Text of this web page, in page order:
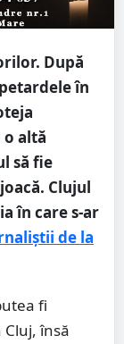
După
în
altă
să fie
Clujul
în care s-ar
de la
fi
însă